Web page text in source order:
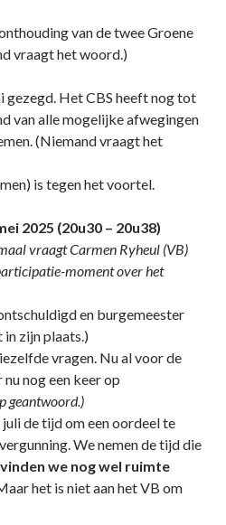
van de twee Groene
vraagt het woord.)
gezegd. Het CBS heeft nog tot
van alle mogelijke afwegingen
(Niemand vraagt het
is tegen het voortel.
2025 (20u30 – 20u38)
vraagt Carmen Ryheul (VB)
moment over het
en burgemeester
zijn plaats.)
vragen. Nu al voor de
nog een keer op
geantwoord.)
de tijd om een oordeel te
We nemen de tijd die
we nog wel ruimte
het is niet aan het VB om